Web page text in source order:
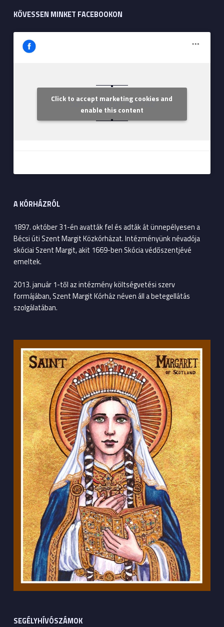
KÖVESSEN MINKET FACEBOOKON
Szent Margit Kórház
Click to accept marketing cookies and
enable this content
A KÓRHÁZRÓL
1897. október 31-én avatták fel és adták át ünnepélyesen a
Bécsi úti Szent Margit Közkórházat. Intézményünk névadója
skóciai Szent Margit, akit 1669-ben Skócia védőszentjévé
emeltek.
2013. január 1-től az intézmény költségvetési szerv
formájában, Szent Margit Kórház néven áll a betegellátás
szolgálatában.
SEGÉLYHÍVÓSZÁMOK